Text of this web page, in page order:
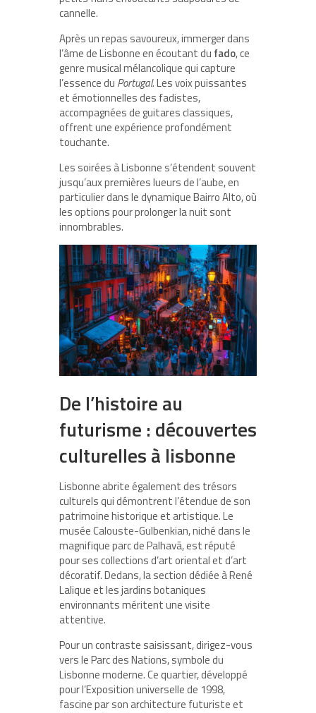
cannelle.
Après un repas savoureux, immerger dans
l’âme de Lisbonne en écoutant du fado, ce
genre musical mélancolique qui capture
l’essence du Portugal. Les voix puissantes
et émotionnelles des fadistes,
accompagnées de guitares classiques,
offrent une expérience profondément
touchante.
Les soirées à Lisbonne s’étendent souvent
jusqu’aux premières lueurs de l’aube, en
particulier dans le dynamique Bairro Alto, où
les options pour prolonger la nuit sont
innombrables.
De l’histoire au
futurisme : découvertes
culturelles à lisbonne
Lisbonne abrite également des trésors
culturels qui démontrent l’étendue de son
patrimoine historique et artistique. Le
musée Calouste-Gulbenkian, niché dans le
magnifique parc de Palhavã, est réputé
pour ses collections d’art oriental et d’art
décoratif. Dedans, la section dédiée à René
Lalique et les jardins botaniques
environnants méritent une visite
attentive.
Pour un contraste saisissant, dirigez-vous
vers le Parc des Nations, symbole du
Lisbonne moderne. Ce quartier, développé
pour l’Exposition universelle de 1998,
fascine par son architecture futuriste et